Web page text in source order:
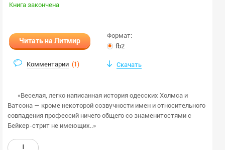
Книга закончена
Читать на Литмир
Комментарии (1)
Формат:
fb2
Скачать
«Веселая, легко написанная история одесских Холмса и
Ватсона — кроме некоторой созвучности имен и относительного
совпадения профессий ничего общего со знаменитостями с
Бейкер-стрит не имеющих..»
!